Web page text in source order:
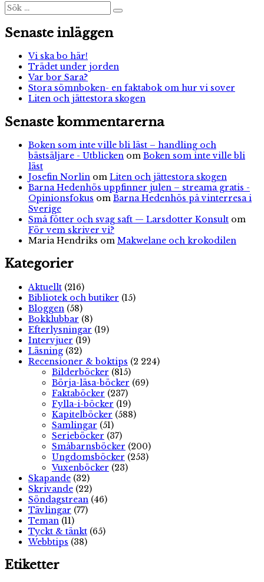
Sök
efter:
Sök
Senaste inläggen
Vi ska bo här!
Trädet under jorden
Var bor Sara?
Stora sömnboken- en faktabok om hur vi sover
Liten och jättestora skogen
Senaste kommentarerna
Boken som inte ville bli läst – handling och
bästsäljare - Utblicken om Boken som inte ville bli
läst
Josefin Norlin om Liten och jättestora skogen
Barna Hedenhös uppfinner julen – streama gratis -
Opinionsfokus om Barna Hedenhös på vinterresa i
Sverige
Små fötter och svag saft — Larsdotter Konsult om
För vem skriver vi?
Maria Hendriks om Makwelane och krokodilen
Kategorier
Aktuellt (216)
Bibliotek och butiker (15)
Bloggen (58)
Bokklubbar (8)
Efterlysningar (19)
Intervjuer (19)
Läsning (32)
Recensioner & boktips (2 224)
Bilderböcker (815)
Börja-läsa-böcker (69)
Faktaböcker (237)
Fylla-i-böcker (19)
Kapitelböcker (588)
Samlingar (51)
Serieböcker (37)
Småbarnsböcker (200)
Ungdomsböcker (253)
Vuxenböcker (23)
Skapande (32)
Skrivande (22)
Söndagstrean (46)
Tävlingar (77)
Teman (11)
Tyckt & tänkt (65)
Webbtips (38)
Etiketter